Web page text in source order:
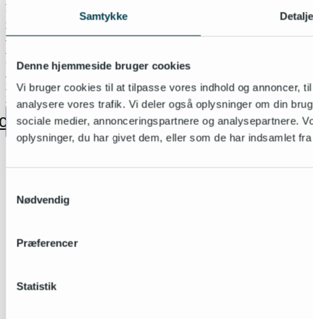
Samtykke
Denne hjemmeside bruger cookies
Vi bruger cookies til at tilpasse vores indhold og annoncer,
analysere vores trafik. Vi deler også oplysninger om din
sociale medier, annonceringspartnere og analysepartnere.
oplysninger, du har givet dem, eller som de har indsamlet
Nødvendig
Præferencer
Statistik
Om JobHelp Solutions
Medarbejdere
Jura
Privatlivspolitik
Cookie- og databeskyttelse
Cookiedeklarationen
Linkedin